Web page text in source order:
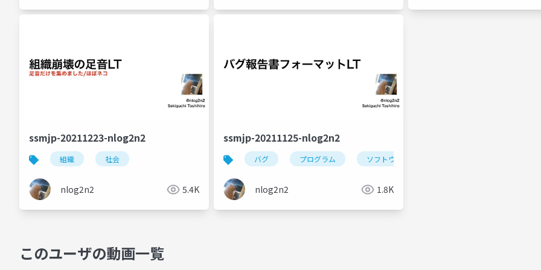
ssmjp-20211223-nlog2n2
組織 社会
nlog2n2 5.4K
ssmjp-20211125-nlog2n2
バグ プログラム ソフトウェア
nlog2n2 1.8K
このユーザの動画一覧